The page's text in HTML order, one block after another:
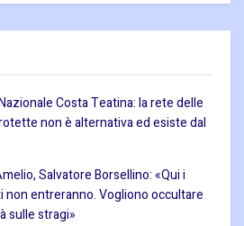
Costa Teatina: la rete delle
non è alternativa ed esiste dal
Salvatore Borsellino: «Qui i
non entreranno. Vogliono occultare
sulle stragi»